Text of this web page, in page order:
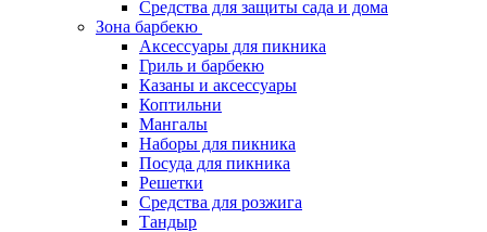
Средства для защиты сада и дома
Зона барбекю
Аксессуары для пикника
Гриль и барбекю
Казаны и аксессуары
Коптильни
Мангалы
Наборы для пикника
Посуда для пикника
Решетки
Средства для розжига
Тандыр